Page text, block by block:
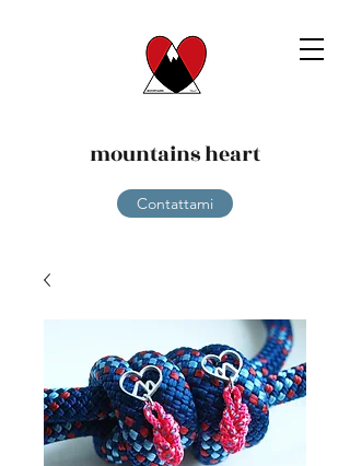
mountains heart
Contattami